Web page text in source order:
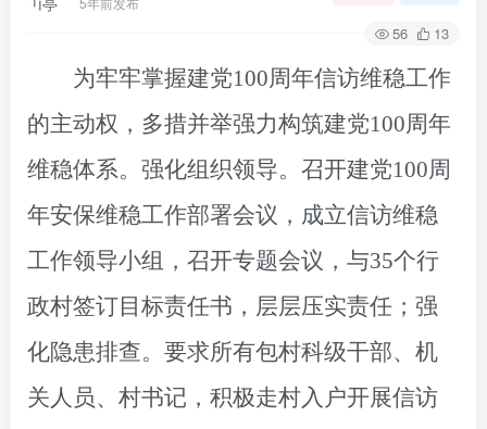
56 13
为牢牢掌握建党100周年信访维稳工作
的主动权，多措并举强力构筑建党100周年
维稳体系。 强化组织领导。召开建党100周
年安保维稳工作部署会议，成立信访维稳
工作领导小组，召开专题会议，与35个行
政村签订目标责任书 ， 层层压实责任；强
化隐患排查。要求所有包村科级干部、机
关人员、村书记，积极走村入户开展信访